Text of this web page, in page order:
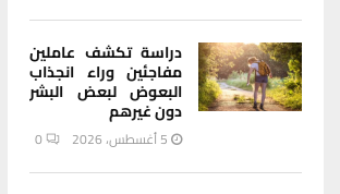
دراسة تكشف عاملين
مفاجئين وراء انجذاب
البعوض لبعض البشر
دون غيرهم
5 أغسطس، 2026 0